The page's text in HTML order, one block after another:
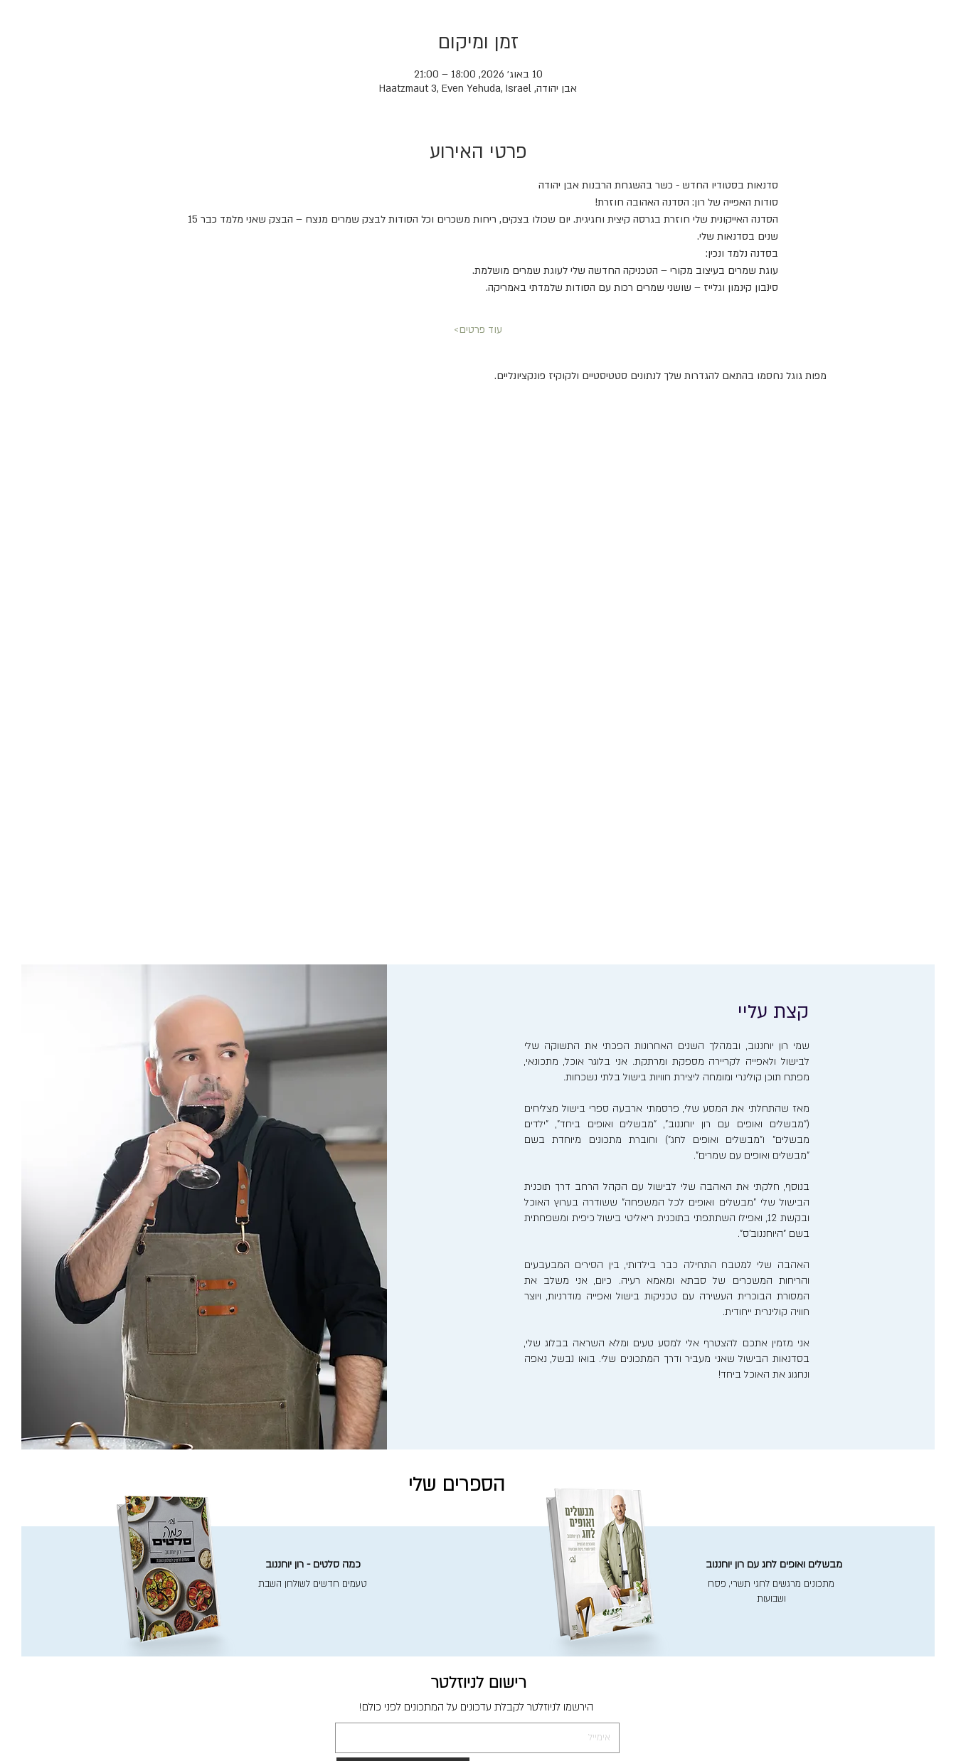
זמן ומיקום
10 באוג׳ 2026, 18:00 – 21:00
אבן יהודה, Haatzmaut 3, Even Yehuda, Israel
פרטי האירוע
סדנאות בסטודיו החדש - כשר בהשגחת הרבנות אבן יהודה
סודות האפייה של רון: הסדנה האהובה חוזרת!
שנים בסדנאות שלי.
בסדנה נלמד ונכין:
עוגת שמרים בעיצוב מקורי – הטכניקה החדשה שלי לעוגת שמרים מושלמת.
סינבון קינמון וגלייז – שושני שמרים רכות עם הסודות שלמדתי באמריקה.
עוד פרטים>
מפות גוגל נחסמו בהתאם להגדרות שלך לנתונים סטטיסטיים ולקוקיז פונקציונליים.
קצת עליי
שמי רון יוחננוב, ובמהלך השנים האחרונות הפכתי את התשוקה שלי
לבישול ולאפייה לקריירה מספקת ומרתקת. אני בלוגר אוכל, מתכונאי,
מפתח תוכן קולינרי ומומחה ליצירת חוויות בישול בלתי נשכחות.
מאז שהתחלתי את המסע שלי, פרסמתי ארבעה ספרי בישול מצליחים
("מבשלים ואופים עם רון יוחננוב", "מבשלים ואופים ביחד", "ילדים
מבשלים" ו"מבשלים ואופים לחג") וחוברת מתכונים מיוחדת בשם
"מבשלים ואופים עם שמרים".
בנוסף, חלקתי את האהבה שלי לבישול עם הקהל הרחב דרך תוכנית
הבישול שלי "מבשלים ואופים לכל המשפחה" ששודרה בערוץ האוכל
ובקשת 12, ואפילו השתתפתי בתוכנית ריאליטי בישול כיפית ומשפחתית
בשם "היוחננוב'ס".
האהבה שלי למטבח התחילה כבר בילדותי, בין הסירים המבעבעים
והריחות המשכרים של סבתא ומאמא רעיה. כיום, אני משלב את
המסורת הבוכרית העשירה עם טכניקות בישול ואפייה מודרניות, ויוצר
חוויה קולינרית ייחודית.
אני מזמין אתכם להצטרף אלי למסע טעים ומלא השראה בבלוג שלי,
בסדנאות הבישול שאני מעביר ודרך המתכונים שלי. בואו נבשל, נאפה
ונחגוג את האוכל ביחד!
הספרים שלי
כמה סלטים - רון יוחננוב
טעמים חדשים לשולחן השבת
מבשלים ואופים לחג עם רון יוחננוב
מתכונים מרגשים לחגי תשרי, פסח
ושבועות
רישום לניוזלטר
הירשמו לניוזלטר לקבלת עדכונים על המתכונים לפני כולם!